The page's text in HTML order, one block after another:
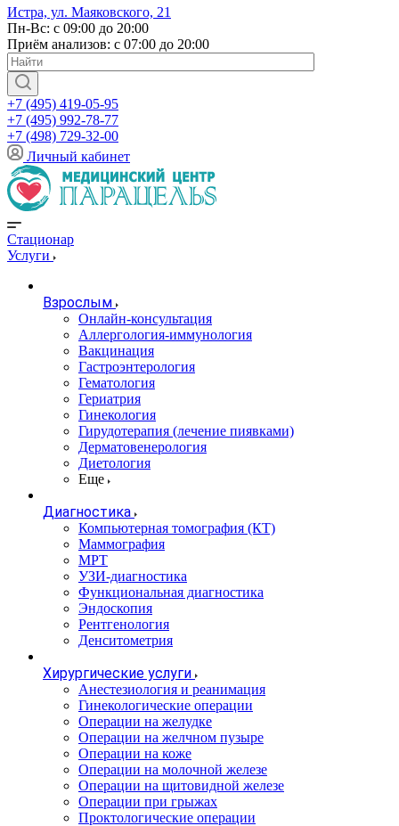
Истра, ул. Маяковского, 21
Пн-Вс: с 09:00 до 20:00
Приём анализов: с 07:00 до 20:00
+7 (495) 419-05-95
+7 (495) 992-78-77
+7 (498) 729-32-00
Личный кабинет
Стационар
Услуги
Взрослым
Онлайн-консультация
Аллергология-иммунология
Вакцинация
Гастроэнтерология
Гематология
Гериатрия
Гинекология
Гирудотерапия (лечение пиявками)
Дерматовенерология
Диетология
Еще
Диагностика
Компьютерная томография (КТ)
Маммография
МРТ
УЗИ-диагностика
Функциональная диагностика
Эндоскопия
Рентгенология
Денситометрия
Хирургические услуги
Анестезиология и реанимация
Гинекологические операции
Операции на желудке
Операции на желчном пузыре
Операции на коже
Операции на молочной железе
Операции на щитовидной железе
Операции при грыжах
Проктологические операции